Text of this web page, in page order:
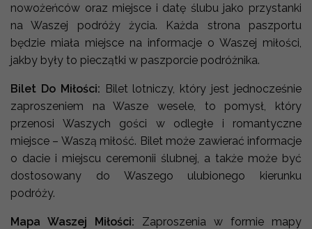
nowożeńców oraz miejsce i datę ślubu jako przystanki
na Waszej podróży życia. Każda strona paszportu
będzie miała miejsce na informacje o Waszej miłości,
jakby były to pieczątki w paszporcie podróżnika.
Bilet Do Miłości: Bilet lotniczy, który jest jednocześnie
zaproszeniem na Wasze wesele, to pomysł, który
przenosi Waszych gości w odległe i romantyczne
miejsce – Waszą miłość. Bilet może zawierać informacje
o dacie i miejscu ceremonii ślubnej, a także może być
dostosowany do Waszego ulubionego kierunku
podróży.
Mapa Waszej Miłości: Zaproszenia w formie mapy